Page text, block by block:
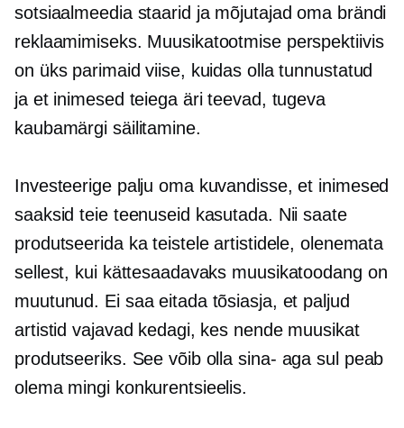
sotsiaalmeedia staarid ja mõjutajad oma brändi
reklaamimiseks. Muusikatootmise perspektiivis
on üks parimaid viise, kuidas olla tunnustatud
ja et inimesed teiega äri teevad, tugeva
kaubamärgi säilitamine.
Investeerige palju oma kuvandisse, et inimesed
saaksid teie teenuseid kasutada. Nii saate
produtseerida ka teistele artistidele, olenemata
sellest, kui kättesaadavaks muusikatoodang on
muutunud. Ei saa eitada tõsiasja, et paljud
artistid vajavad kedagi, kes nende muusikat
produtseeriks. See võib ollasina- aga sul peab
olema mingi konkurentsieelis.